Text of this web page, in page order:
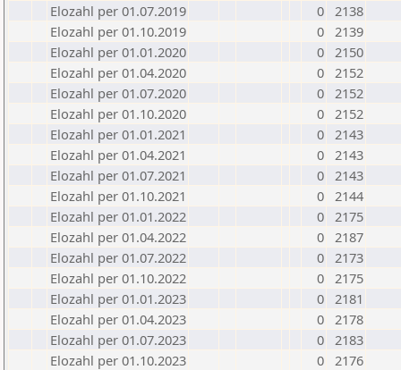
Elozahl per 01.07.2019
0 2138
Elozahl per 01.10.2019
0 2139
Elozahl per 01.01.2020
0 2150
Elozahl per 01.04.2020
0 2152
Elozahl per 01.07.2020
0 2152
Elozahl per 01.10.2020
0 2152
Elozahl per 01.01.2021
0 2143
Elozahl per 01.04.2021
0 2143
Elozahl per 01.07.2021
0 2143
Elozahl per 01.10.2021
0 2144
Elozahl per 01.01.2022
0 2175
Elozahl per 01.04.2022
0 2187
Elozahl per 01.07.2022
0 2173
Elozahl per 01.10.2022
0 2175
Elozahl per 01.01.2023
0 2181
Elozahl per 01.04.2023
0 2178
Elozahl per 01.07.2023
0 2183
Elozahl per 01.10.2023
0 2176